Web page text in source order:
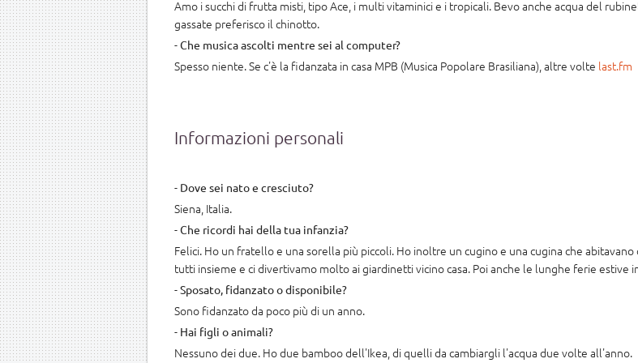
Amo i succhi di frutta misti, tipo Ace, i multi vitaminici e i tropicali. Bevo anche acqua del
gassate preferisco il chinotto.
-Che musica ascolti mentre sei al computer?
Spesso niente. Se c'è la fidanzata in casa MPB (Musica Popolare Brasiliana), altre volte last.fm
Informazioni personali
- Dove sei nato e cresciuto?
Siena, Italia.
-Che ricordi hai della tua infanzia?
Felici. Ho un fratello e una sorella più piccoli. Ho inoltre un cugino e una cugina che
tutti insieme e ci divertivamo molto ai giardinetti vicino casa. Poi anche le lunghe ferie estive
-Sposato, fidanzato o disponibile?
Sono fidanzato da poco più di un anno.
- Hai figli o animali?
Nessuno dei due. Ho due bamboo dell'Ikea, di quelli da cambiargli l'acqua due volte all'anno.